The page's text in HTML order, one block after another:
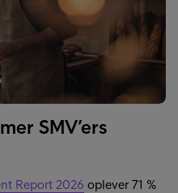
SMV’ers
Report 2026 oplever 71 %